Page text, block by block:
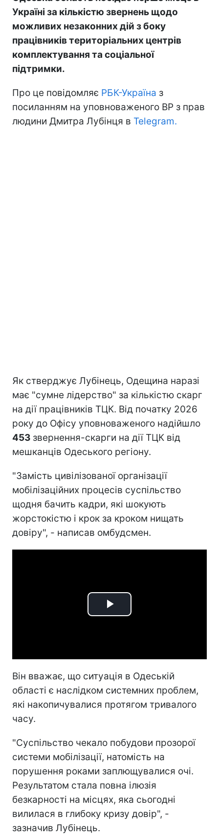
Україні за кількістю звернень щодо
можливих незаконних дій з боку
працівників територіальних центрів
комплектування та соціальної
підтримки.
Про це повідомляє РБК-Україна з
посиланням на уповноваженого ВР з прав
людини Дмитра Лубінця в Telegram.
Як стверджує Лубінець, Одещина наразі
має "сумне лідерство" за кількістю скарг
на дії працівників ТЦК. Від початку 2026
року до Офісу уповноваженого надійшло
453 звернення-скарги на дії ТЦК від
мешканців Одеського регіону.
"Замість цивілізованої організації
мобілізаційних процесів суспільство
щодня бачить кадри, які шокують
жорстокістю і крок за кроком нищать
довіру", - написав омбудсмен.
Play
Він вважає, що ситуація в Одеській
області є наслідком системних проблем,
які накопичувалися протягом тривалого
часу.
"Суспільство чекало побудови прозорої
системи мобілізації, натомість на
порушення роками заплющувалися очі.
Результатом стала повна ілюзія
безкарності на місцях, яка сьогодні
вилилася в глибоку кризу довір", -
зазначив Лубінець.